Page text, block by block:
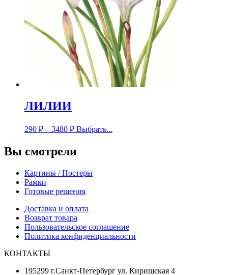
ЛИЛИИ
290 ₽ – 3480 ₽ Выбрать...
Вы смотрели
Картины / Постеры
Рамки
Готовые решения
Доставка и оплата
Возврат товара
Пользовательское соглашение
Политика конфиденциальности
КОНТАКТЫ
195299 г.Санкт-Петербург ул. Киришская 4